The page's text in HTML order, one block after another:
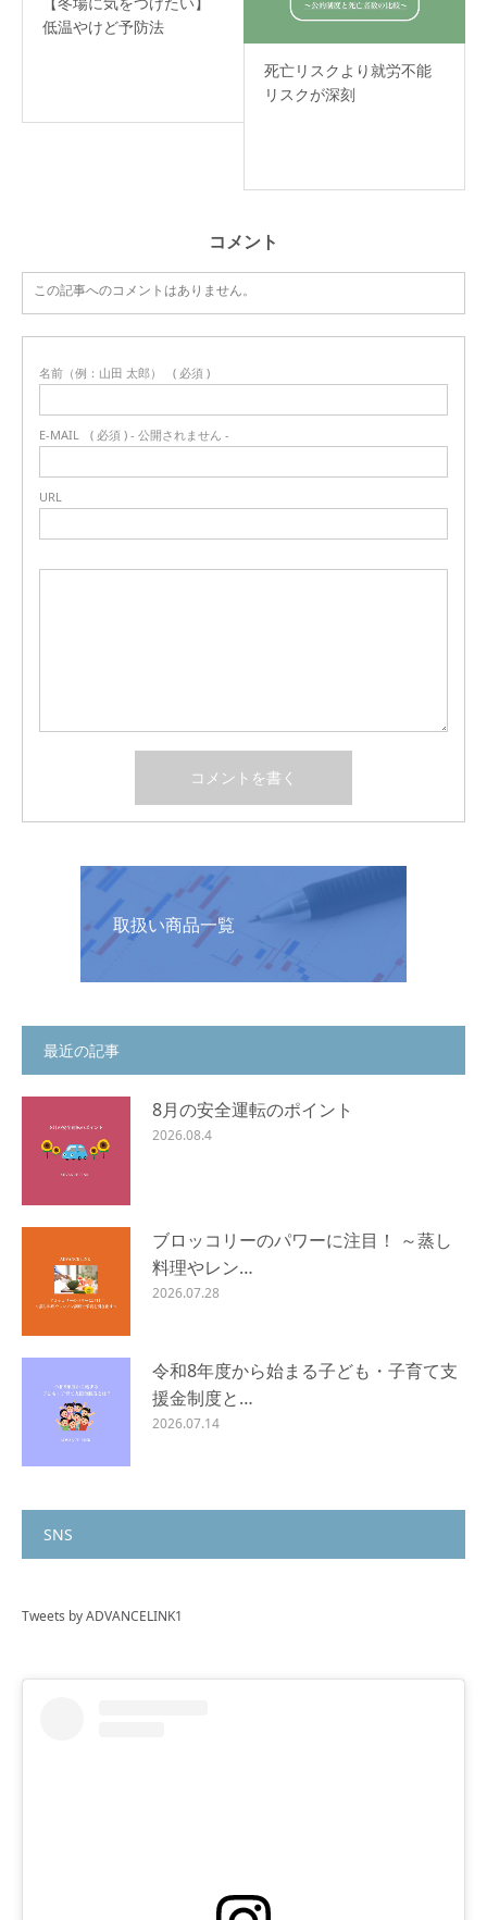
低温やけど予防法
死亡リスクより就労不能
リスクが深刻
コメント
この記事へのコメントはありません。
名前（例：山田 太郎） ( 必須 )
E-MAIL ( 必須 ) - 公開されません -
URL
取扱い商品一覧
最近の記事
8月の安全運転のポイント
2026.08.4
ブロッコリーのパワーに注目！ ～蒸し
料理やレン…
2026.07.28
令和8年度から始まる子ども・子育て支
援金制度と…
2026.07.14
SNS
Tweets by ADVANCELINK1